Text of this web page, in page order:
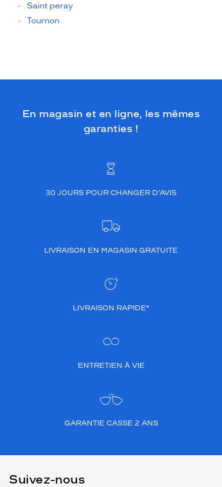
Saint peray
Tournon
En magasin et en ligne, les mêmes
garanties !
30 JOURS POUR CHANGER D’AVIS
LIVRAISON EN MAGASIN GRATUITE
LIVRAISON RAPIDE*
ENTRETIEN À VIE
GARANTIE CASSE 2 ANS
Suivez-nous